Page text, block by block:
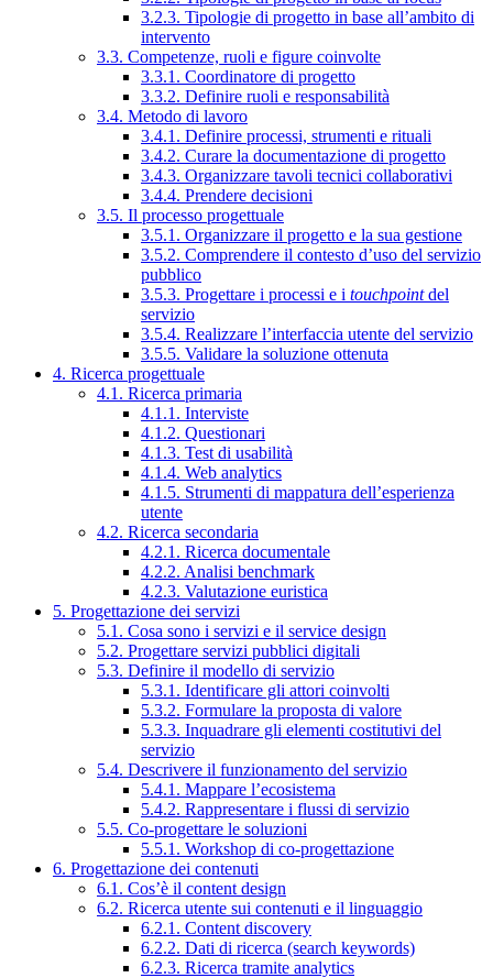
3.2.3. Tipologie di progetto in base all’ambito di
intervento
3.3. Competenze, ruoli e figure coinvolte
3.3.1. Coordinatore di progetto
3.3.2. Definire ruoli e responsabilità
3.4. Metodo di lavoro
3.4.1. Definire processi, strumenti e rituali
3.4.2. Curare la documentazione di progetto
3.4.3. Organizzare tavoli tecnici collaborativi
3.4.4. Prendere decisioni
3.5. Il processo progettuale
3.5.1. Organizzare il progetto e la sua gestione
3.5.2. Comprendere il contesto d’uso del servizio
pubblico
3.5.3. Progettare i processi e i touchpointdel
servizio
3.5.4. Realizzare l’interfaccia utente del servizio
3.5.5. Validare la soluzione ottenuta
4. Ricerca progettuale
4.1. Ricerca primaria
4.1.1. Interviste
4.1.2. Questionari
4.1.3. Test di usabilità
4.1.4. Web analytics
4.1.5. Strumenti di mappatura dell’esperienza
utente
4.2. Ricerca secondaria
4.2.1. Ricerca documentale
4.2.2. Analisi benchmark
4.2.3. Valutazione euristica
5. Progettazione dei servizi
5.1. Cosa sono i servizi e il service design
5.2. Progettare servizi pubblici digitali
5.3. Definire il modello di servizio
5.3.1. Identificare gli attori coinvolti
5.3.2. Formulare la proposta di valore
5.3.3. Inquadrare gli elementi costitutivi del
servizio
5.4. Descrivere il funzionamento del servizio
5.4.1. Mappare l’ecosistema
5.4.2. Rappresentare i flussi di servizio
5.5. Co-progettare le soluzioni
5.5.1. Workshop di co-progettazione
6. Progettazione dei contenuti
6.1. Cos’è il content design
6.2. Ricerca utente sui contenuti e il linguaggio
6.2.1. Content discovery
6.2.2. Dati di ricerca (search keywords)
6.2.3. Ricerca tramite analytics